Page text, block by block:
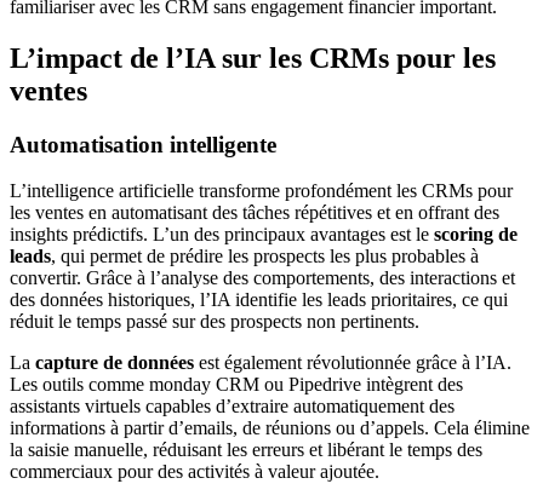
familiariser avec les CRM sans engagement financier important.
L’impact de l’IA sur les CRMs pour les
ventes
Automatisation intelligente
L’intelligence artificielle transforme profondément les CRMs pour
les ventes en automatisant des tâches répétitives et en offrant des
insights prédictifs. L’un des principaux avantages est le scoring de
leads, qui permet de prédire les prospects les plus probables à
convertir. Grâce à l’analyse des comportements, des interactions et
des données historiques, l’IA identifie les leads prioritaires, ce qui
réduit le temps passé sur des prospects non pertinents.
La capture de données est également révolutionnée grâce à l’IA.
Les outils comme monday CRM ou Pipedrive intègrent des
assistants virtuels capables d’extraire automatiquement des
informations à partir d’emails, de réunions ou d’appels. Cela élimine
la saisie manuelle, réduisant les erreurs et libérant le temps des
commerciaux pour des activités à valeur ajoutée.